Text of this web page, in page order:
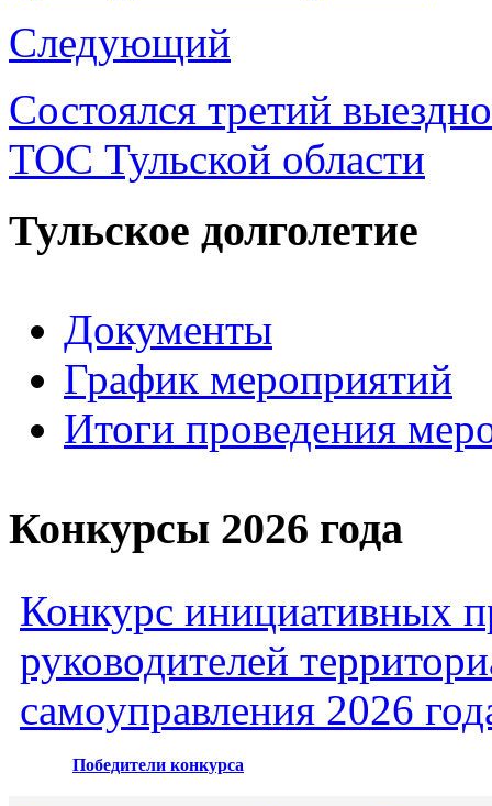
Следующий
Состоялся третий
ТОС Тульской области
Тульское долголетие
Документы
График мероприятий
Итоги проведения
Конкурсы 2026 года
Конкурс инициативных
руководителей
самоуправления 2026
Победители конкурса